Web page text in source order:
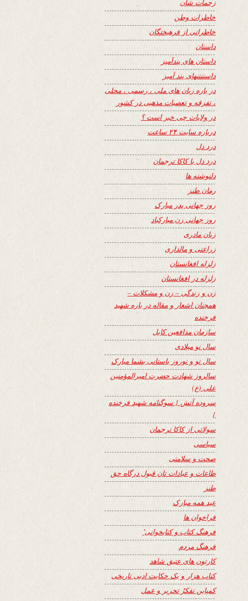
زحمات شان
خاطرات وطن
خاطراتی از فرهیختگان
داستان
داستان های پندآمیز
داستنتنهای پند آمیز
در باره زبان های ملی ، رسمی ، محلی
، تفرقه و تعصبات مذهبی در کشور
در ولایات چی خبر است ؟
درباره سایت ۲۴ ساعت
درد دل
درد دل با کاکا ترجمان
دلنوشته ها
رمان طنز
روز جهانی پدر مبارک
روز جهانی زن مبارکباد
زبان مادری
زراعتی و مالداری
زلزله افغانستان
زلزله در افغانستان
زن و زندگی – زن و مشکلات –
همچنان اشعار و مقاله در باره شهید
فرخنده
سازمان مدافعین کابل
سال نو میلادی
سال نو و نوروز باستانی بشما مبارک
سالروز شهادت حضرت امیرالمؤمنین
علی (ع)
سروده آتش { سوگنامه شهید فرخنده
}
سولاتی از کاکا ترجمان
سیاسی
صحت و سلامتی
طاعات و عبادات تان قبول درگاه حق
طنز
عید همه مبارک
فراخوان ها
فرهنگ کتاب و کتابخوانی٬
فرهنگ مردم
کارتون های عتیق شاهد
کتاب هزار و یک حکایت ادبی تاریخی
کمپاین تفکرُ تحریر و عمل